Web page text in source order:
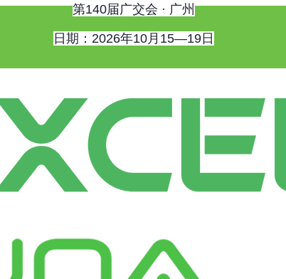
第140届广交会 · 广州
日期：2026年10月15—19日